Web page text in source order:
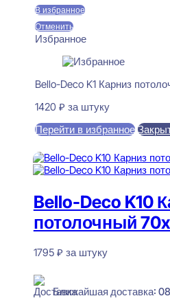
В избранное
Отменить
Избранное
Bello-Deco K1 Карниз
1420 ₽ за штуку
Перейти в избранное
Bello-Deco K10
потолочный
1795 ₽ за штуку
Ближайшая доставка: